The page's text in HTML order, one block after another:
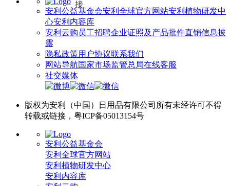
安利公益基金会安利全球官方网站安利植物研发中
心安利内容库
安利云购 员工招聘企业证照及产品批件直销信息披
露
隐私政策用户协议联系我们
网站导航国家市场监管总局在线客服
社交媒体
版权为安利（中国）日用品有限公司所有未经许可不得
转载或链接，粤ICP备05013154号
安利公益基金会
安利全球官方网站
安利植物研发中心
安利内容库